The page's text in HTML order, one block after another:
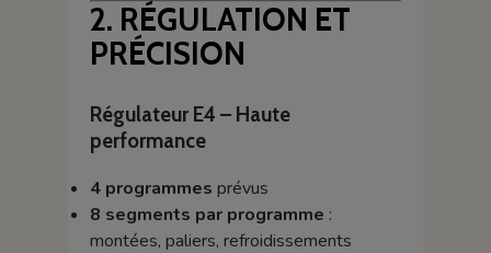
2. RÉGULATION ET
PRÉCISION
Régulateur E4 – Haute
performance
4 programmes prévus
8 segments par programme :
montées, paliers, refroidissements